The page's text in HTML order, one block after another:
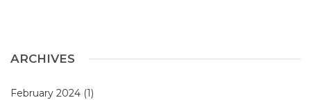
ARCHIVES
February 2024 (1)